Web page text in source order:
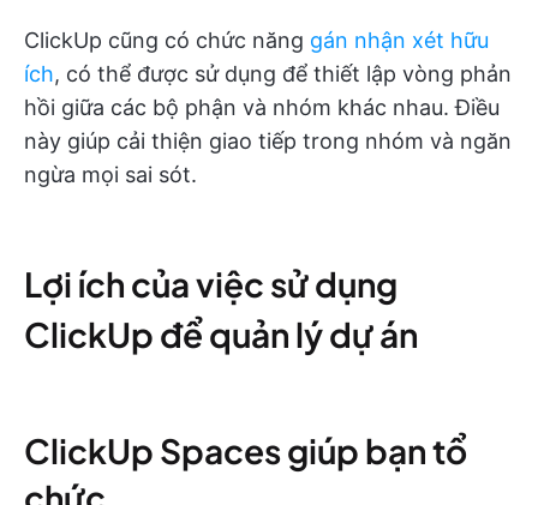
ClickUp cũng có chức năng gán nhận xét hữu
ích, có thể được sử dụng để thiết lập vòng phản
hồi giữa các bộ phận và nhóm khác nhau. Điều
này giúp cải thiện giao tiếp trong nhóm và ngăn
ngừa mọi sai sót.
Lợi ích của việc sử dụng
ClickUp để quản lý dự án
ClickUp Spaces giúp bạn tổ